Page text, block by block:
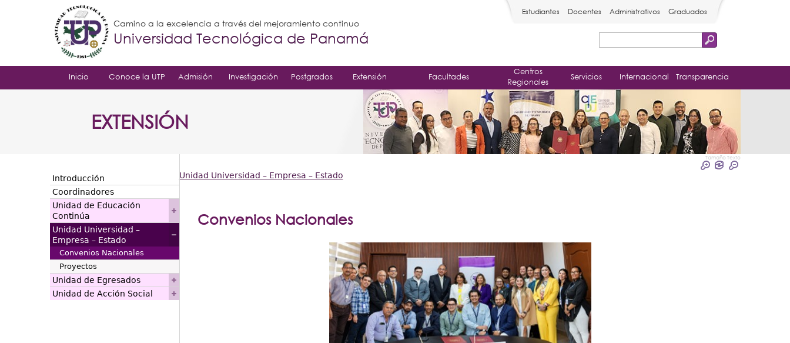
de
búsqueda
Estudiantes Docentes Administrativos Graduados
Camino a la excelencia a través del mejoramiento continuo
Universidad Tecnológica de Panamá
Inicio Conoce la UTP Admisión Investigación Postgrados Extensión Facultades
Centros
Regionales
Servicios Internacional Transparencia
EXTENSIÓN
Tamaño Texto
está
Unidad Universidad – Empresa – Estado
Convenios Nacionales
Introducción
Coordinadores
Unidad de Educación
Continúa
Unidad Universidad –
Empresa – Estado
Convenios Nacionales
Proyectos
Unidad de Egresados
Unidad de Acción Social